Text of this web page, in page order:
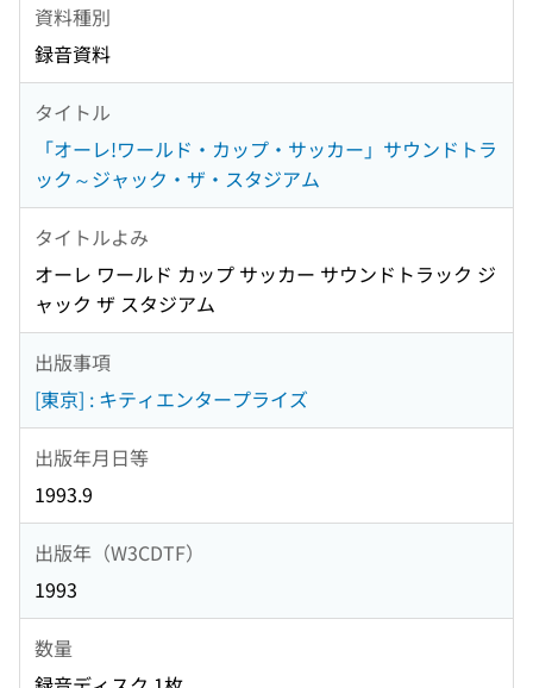
資料種別
録音資料
タイトル
「オーレ!ワールド・カップ・サッカー」サウンドトラ
ック～ジャック・ザ・スタジアム
タイトルよみ
オーレ ワールド カップ サッカー サウンドトラック ジ
ャック ザ スタジアム
出版事項
[東京] : キティエンタープライズ
出版年月日等
1993.9
出版年（W3CDTF）
1993
数量